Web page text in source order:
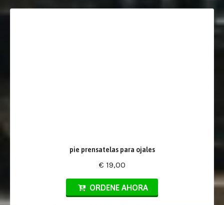
pie prensatelas para ojales
€ 19,00
ORDENE AHORA